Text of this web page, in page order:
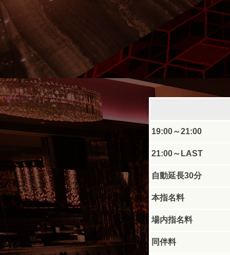
19:00～21:00
21:00～LAST
自動延長30分
本指名料
場内指名料
同伴料